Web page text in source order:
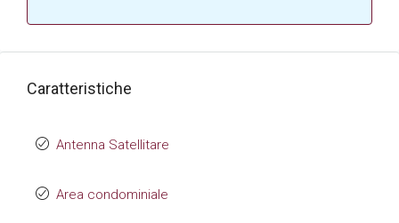
Caratteristiche
Antenna Satellitare
Area condominiale